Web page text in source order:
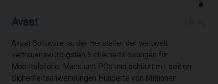
Avast
Avast Software ist der Hersteller der weltweit
vertrauenswürdigsten Sicherheitslösungen für
Mobiltelefone, Macs und PCs und schützt mit seinen
Sicherheitsanwendungen Hunderte von Millionen